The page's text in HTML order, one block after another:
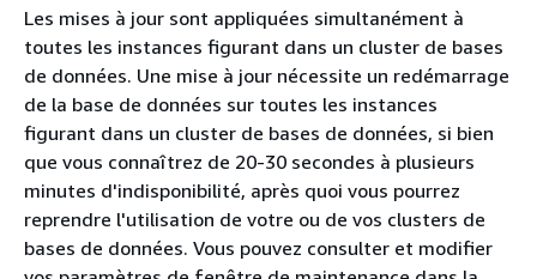
Les mises à jour sont appliquées simultanément à
toutes les instances figurant dans un cluster de bases
de données. Une mise à jour nécessite un redémarrage
de la base de données sur toutes les instances
figurant dans un cluster de bases de données, si bien
que vous connaîtrez de 20-30 secondes à plusieurs
minutes d'indisponibilité, après quoi vous pourrez
reprendre l'utilisation de votre ou de vos clusters de
bases de données. Vous pouvez consulter et modifier